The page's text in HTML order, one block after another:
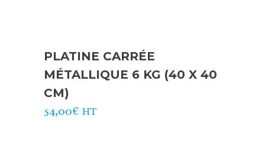
PLATINE CARRÉE
MÉTALLIQUE 6 KG (40 X 40
CM)
54,00€ HT